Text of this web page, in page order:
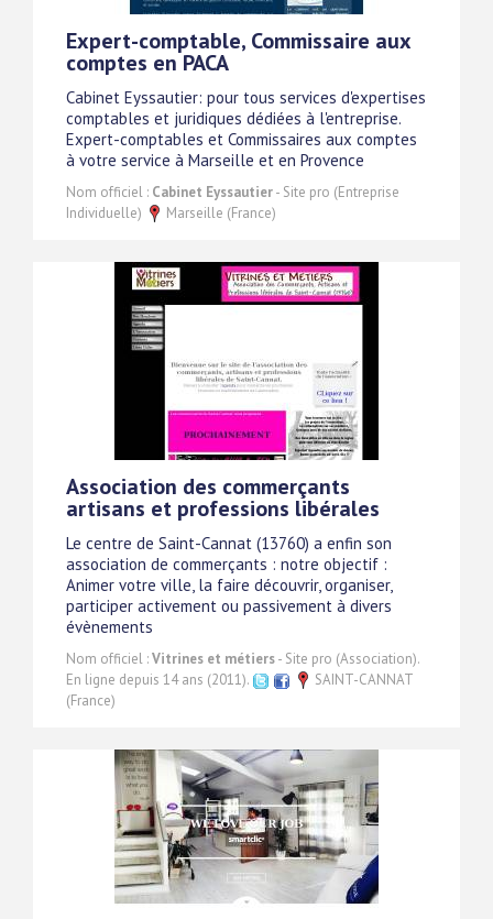
Expert-comptable, Commissaire aux
comptes en PACA
Cabinet Eyssautier: pour tous services d'expertises
comptables et juridiques dédiées à l'entreprise.
Expert-comptables et Commissaires aux comptes
à votre service à Marseille et en Provence
Nom officiel : Cabinet Eyssautier- Site pro (Entreprise
Individuelle)
Marseille (France)
Association des commerçants
artisans et professions libérales
Le centre de Saint-Cannat (13760) a enfin son
association de commerçants : notre objectif :
Animer votre ville, la faire découvrir, organiser,
participer activement ou passivement à divers
évènements
Nom officiel :Vitrines et métiers- Site pro (Association).
En ligne depuis 14 ans (2011).
SAINT-CANNAT
(France)